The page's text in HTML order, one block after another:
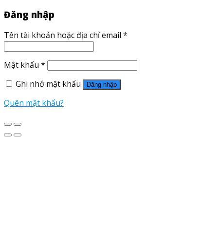
Đăng nhập
Tên tài khoản hoặc địa chỉ email *
Mật khẩu *
Ghi nhớ mật khẩu
Đăng nhập
Quên mật khẩu?